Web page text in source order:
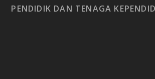
PENDIDIK DAN TENAGA